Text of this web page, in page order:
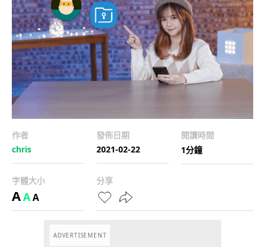
作者
chris
發佈日期
2021-02-22
閱讀時間
1分鐘
字體大小
AAA
分享
ADVERTISEMENT